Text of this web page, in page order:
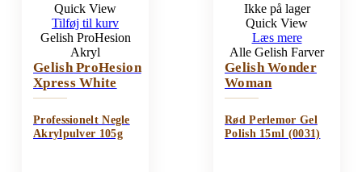
Quick View
Tilføj til kurv
Gelish ProHesion
Akryl
Gelish ProHesion
Xpress White
Professionelt Negle
Akrylpulver 105g
Ikke på lager
Quick View
Læs mere
Alle Gelish Farver
Gelish Wonder
Woman
Rød Perlemor Gel
Polish 15ml (0031)